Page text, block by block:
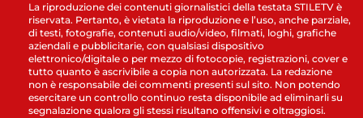
La riproduzione dei contenuti giornalistici della testata STILETV è
riservata. Pertanto, è vietata la riproduzione e l’uso, anche parziale,
di testi, fotografie, contenuti audio/video, filmati, loghi, grafiche
aziendali e pubblicitarie, con qualsiasi dispositivo
elettronico/digitale o per mezzo di fotocopie, registrazioni, cover e
tutto quanto è ascrivibile a copia non autorizzata. La redazione
non è responsabile dei commenti presenti sul sito. Non potendo
esercitare un controllo continuo resta disponibile ad eliminarli su
segnalazione qualora gli stessi risultano offensivi e oltraggiosi.